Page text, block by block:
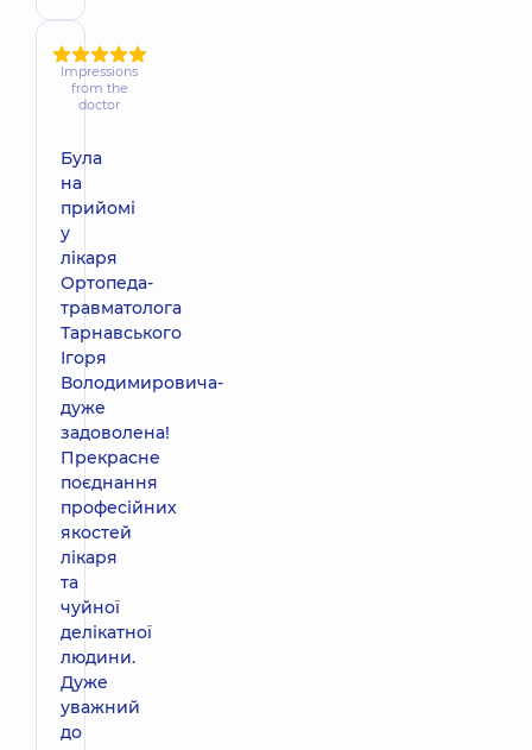
Impressions
from the
doctor
Була
на
прийомі
у
лікаря
Ортопеда-
травматолога
Тарнавського
Ігоря
Володимировича-
дуже
задоволена!
Прекрасне
поєднання
професійних
якостей
лікаря
та
чуйної
делікатної
людини.
Дуже
уважний
до